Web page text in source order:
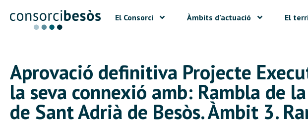
El Consorci Àmbits d’actuació El
Aprovació definitiva Projecte
la seva connexió amb: Rambla de
de Sant Adrià de Besòs. Àmbit 3.